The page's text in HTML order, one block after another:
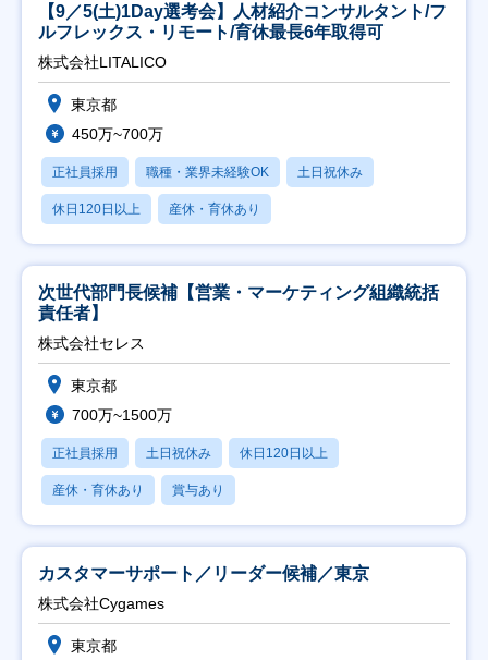
【9／5(土)1Day選考会】人材紹介コンサルタント/フ
ルフレックス・リモート/育休最長6年取得可
株式会社LITALICO
東京都
450万~700万
正社員採用 職種・業界未経験OK 土日祝休み
休日120日以上 産休・育休あり
次世代部門長候補【営業・マーケティング組織統括
責任者】
株式会社セレス
東京都
700万~1500万
正社員採用 土日祝休み 休日120日以上
産休・育休あり 賞与あり
カスタマーサポート／リーダー候補／東京
株式会社Cygames
東京都